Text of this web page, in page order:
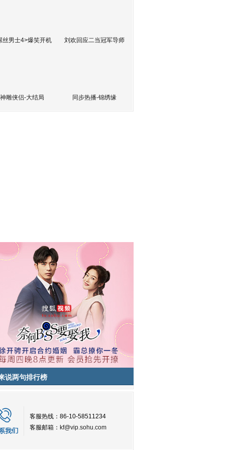
丝男士4>爆笑开机 刘欢回应二当冠军导师
神雕侠侣-大结局 同步热播-锦绣缘
说两句排行榜
客服热线：86-10-58511234
客服邮箱： kf@vip.sohu.com